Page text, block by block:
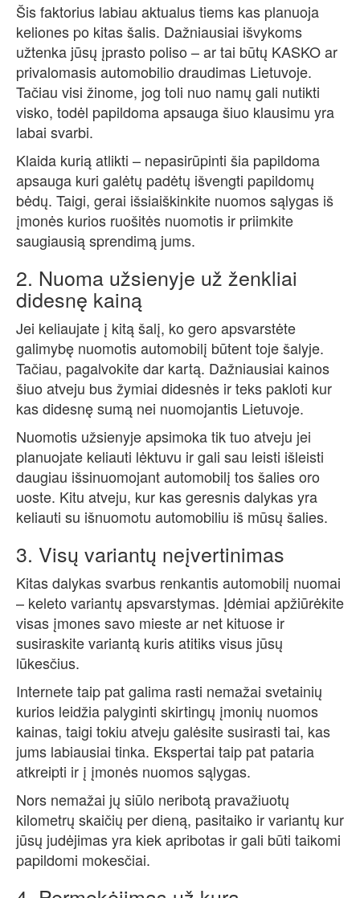
Šis faktorius labiau aktualus tiems kas planuoja
keliones po kitas šalis. Dažniausiai išvykoms
užtenka jūsų įprasto poliso – ar tai būtų KASKO ar
privalomasis automobilio draudimas Lietuvoje.
Tačiau visi žinome, jog toli nuo namų gali nutikti
visko, todėl papildoma apsauga šiuo klausimu yra
labai svarbi.
Klaida kurią atlikti – nepasirūpinti šia papildoma
apsauga kuri galėtų padėtų išvengti papildomų
bėdų. Taigi, gerai išsiaiškinkite nuomos sąlygas iš
įmonės kurios ruošitės nuomotis ir priimkite
saugiausią sprendimą jums.
2. Nuoma užsienyje už ženkliai
didesnę kainą
Jei keliaujate į kitą šalį, ko gero apsvarstėte
galimybę nuomotis automobilį būtent toje šalyje.
Tačiau, pagalvokite dar kartą. Dažniausiai kainos
šiuo atveju bus žymiai didesnės ir teks pakloti kur
kas didesnę sumą nei nuomojantis Lietuvoje.
Nuomotis užsienyje apsimoka tik tuo atveju jei
planuojate keliauti lėktuvu ir gali sau leisti išleisti
daugiau išsinuomojant automobilį tos šalies oro
uoste. Kitu atveju, kur kas geresnis dalykas yra
keliauti su išnuomotu automobiliu iš mūsų šalies.
3. Visų variantų neįvertinimas
Kitas dalykas svarbus renkantis automobilį nuomai
– keleto variantų apsvarstymas. Įdėmiai apžiūrėkite
visas įmones savo mieste ar net kituose ir
susiraskite variantą kuris atitiks visus jūsų
lūkesčius.
Internete taip pat galima rasti nemažai svetainių
kurios leidžia palyginti skirtingų įmonių nuomos
kainas, taigi tokiu atveju galėsite susirasti tai, kas
jums labiausiai tinka. Ekspertai taip pat pataria
atkreipti ir į įmonės nuomos sąlygas.
Nors nemažai jų siūlo neribotą pravažiuotų
kilometrų skaičių per dieną, pasitaiko ir variantų kur
jūsų judėjimas yra kiek apribotas ir gali būti taikomi
papildomi mokesčiai.